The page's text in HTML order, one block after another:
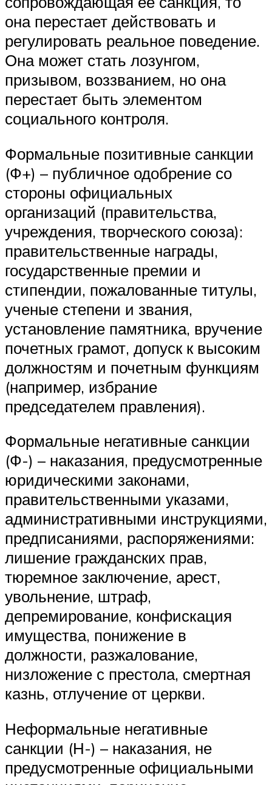
она перестает действовать и
регулировать реальное поведение.
Она может стать лозунгом,
призывом, воззванием, но она
перестает быть элементом
социального контроля.
Формальные позитивные санкции
(Ф+) – публичное одобрение со
стороны официальных
организаций (правительства,
учреждения, творческого союза):
правительственные награды,
государственные премии и
стипендии, пожалованные титулы,
ученые степени и звания,
установление памятника, вручение
почетных грамот, допуск к высоким
должностям и почетным функциям
(например, избрание
председателем правления).
Формальные негативные санкции
(Ф-) – наказания, предусмотренные
юридическими законами,
правительственными указами,
административными инструкциями,
предписаниями, распоряжениями:
лишение гражданских прав,
тюремное заключение, арест,
увольнение, штраф,
депремирование, конфискация
имущества, понижение в
должности, разжалование,
низложение с престола, смертная
казнь, отлучение от церкви.
Неформальные негативные
санкции (Н-) – наказания, не
предусмотренные официальными